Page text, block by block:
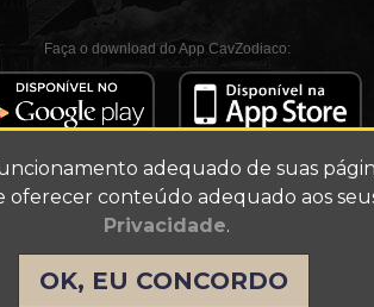
Faça o download do App CavZodiaco:
estas empresas.
adequado de suas
conteúdo adequado aos
Privacidade.
OK, EU CONCORDO